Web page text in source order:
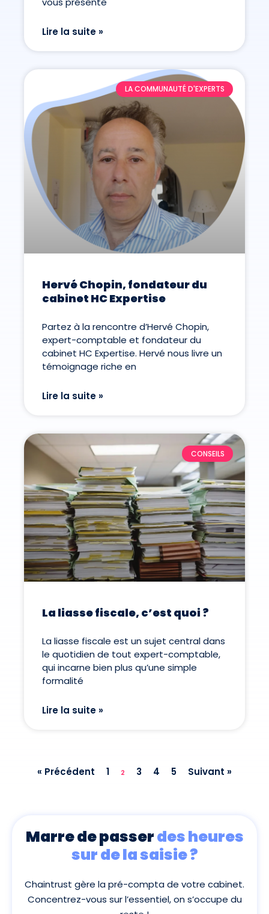
Lire la suite »
LA COMMUNAUTÉ D'EXPERTS
Hervé Chopin, fondateur du
cabinet HC Expertise
Partez à la rencontre d’Hervé Chopin,
expert-comptable et fondateur du
cabinet HC Expertise. Hervé nous livre un
témoignage riche en
Lire la suite »
CONSEILS
La liasse fiscale, c’est quoi ?
La liasse fiscale est un sujet central dans
le quotidien de tout expert-comptable,
qui incarne bien plus qu’une simple
formalité
Lire la suite »
« Précédent 1 2 3 4 5 Suivant »
Marre de passerdes heures
sur de la saisie ?
Chaintrust gère la pré-compta de votre cabinet.
Concentrez-vous sur l’essentiel, on s’occupe du